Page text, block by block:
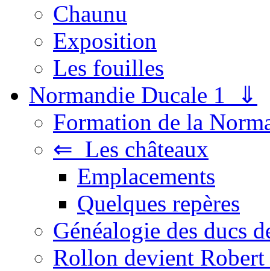
Chaunu
Exposition
Les fouilles
Normandie Ducale 1 ⇓
Formation de la
⇐ Les châteaux
Emplacements
Quelques repères
Généalogie des ducs
Rollon devient